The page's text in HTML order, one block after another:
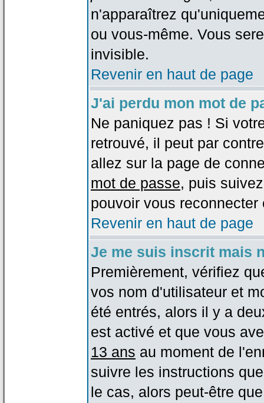
n'apparaîtrez
ou vous-même. Vous
invisible.
Revenir en haut de page
J'ai perdu mon mot de
Ne paniquez pas ! Si
retrouvé, il peut par
allez sur la page de
mot de passe, puis
pouvoir vous
Revenir en haut de page
Je me suis inscrit mais
Premièrement, vérifiez
vos nom d'utilisateur et
été entrés, alors il y a
est activé et que vous
13 ans au moment de
suivre les instructions
le cas, alors peut-être